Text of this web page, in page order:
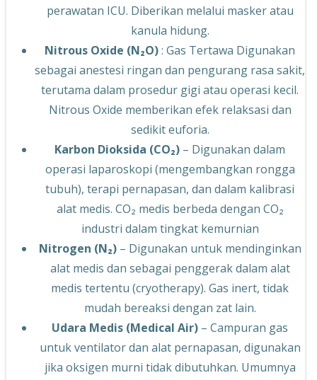
perawatan ICU. Diberikan melalui masker atau
kanula hidung.
Nitrous Oxide (N₂O): Gas Tertawa Digunakan
sebagai anestesi ringan dan pengurang rasa sakit,
terutama dalam prosedur gigi atau operasi kecil.
Nitrous Oxide memberikan efek relaksasi dan
sedikit euforia.
Karbon Dioksida (CO₂) – Digunakan dalam
operasi laparoskopi (mengembangkan rongga
tubuh), terapi pernapasan, dan dalam kalibrasi
alat medis. CO₂ medis berbeda dengan CO₂
industri dalam tingkat kemurnian
Nitrogen (N₂)– Digunakan untuk mendinginkan
alat medis dan sebagai penggerak dalam alat
medis tertentu (cryotherapy). Gas inert, tidak
mudah bereaksi dengan zat lain.
Udara Medis (Medical Air) – Campuran gas
untuk ventilator dan alat pernapasan, digunakan
jika oksigen murni tidak dibutuhkan. Umumnya